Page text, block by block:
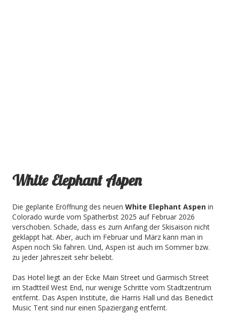
White Elephant Aspen
Die geplante Eröffnung des neuen White Elephant Aspen in
Colorado wurde vom Spätherbst 2025 auf Februar 2026
verschoben. Schade, dass es zum Anfang der Skisaison nicht
geklappt hat. Aber, auch im Februar und März kann man in
Aspen noch Ski fahren. Und, Aspen ist auch im Sommer bzw.
zu jeder Jahreszeit sehr beliebt.
Das Hotel liegt an der Ecke Main Street und Garmisch Street
im Stadtteil West End, nur wenige Schritte vom Stadtzentrum
entfernt. Das Aspen Institute, die Harris Hall und das Benedict
Music Tent sind nur einen Spaziergang entfernt.